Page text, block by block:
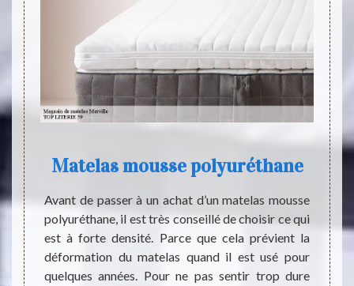
de
Matelas mousse polyuréthane
Avant de passer à un achat d’un matelas mousse
polyuréthane, il est très conseillé de choisir ce qui
est à forte densité. Parce que cela prévient la
déformation du matelas quand il est usé pour
quelques années. Pour ne pas sentir trop dure
Il